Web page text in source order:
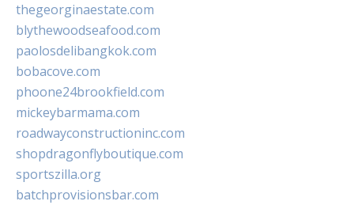
thegeorginaestate.com
blythewoodseafood.com
paolosdelibangkok.com
bobacove.com
phoone24brookfield.com
mickeybarmama.com
roadwayconstructioninc.com
shopdragonflyboutique.com
sportszilla.org
batchprovisionsbar.com